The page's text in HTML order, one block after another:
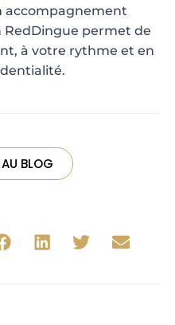
accompagnement
RedDingue permet de
à votre rythme et en
BLOG